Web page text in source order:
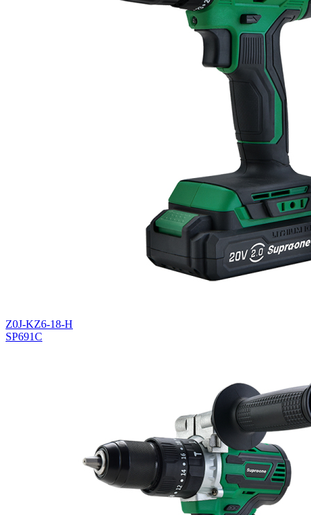
Z0J-KZ6-18-H
SP691C